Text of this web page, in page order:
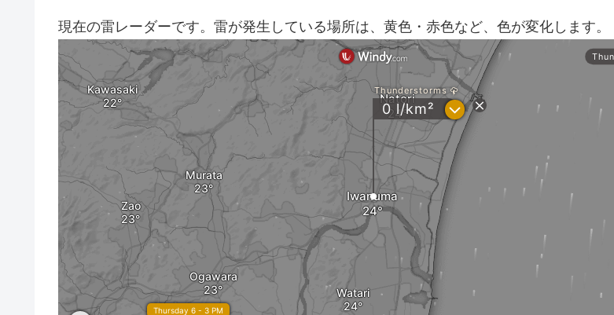
現在の雷レーダーです。雷が発生している場所は、黄色・赤色など、色が変化します。